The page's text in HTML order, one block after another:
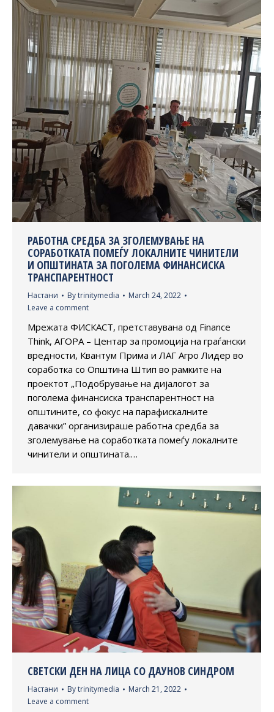
РАБОТНА СРЕДБА ЗА ЗГОЛЕМУВАЊЕ НА
СОРАБОТКАТА ПОМЕЃУ ЛОКАЛНИТЕ ЧИНИТЕЛИ
И ОПШТИНАТА ЗА ПОГОЛЕМА ФИНАНСИСКА
ТРАНСПАРЕНТНОСТ
Настани Bytrinitymedia
March 24, 2022
Leave a comment
Мрежата ФИСКАСТ, претставувана од Finance
Think, АГОРА – Центар за промоција на граѓански
вредности, Квантум Прима и ЛАГ Агро Лидер во
соработка со Општина Штип во рамките на
проектот „Подобрување на дијалогот за
поголема финансиска транспарентност на
општините, со фокус на парафискалните
давачки” организираше работна средба за
зголемување на соработката помеѓу локалните
чинители и општината.…
СВЕТСКИ ДЕН НА ЛИЦА СО ДАУНОВ СИНДРОМ
Настани Bytrinitymedia
March 21, 2022
Leave a comment